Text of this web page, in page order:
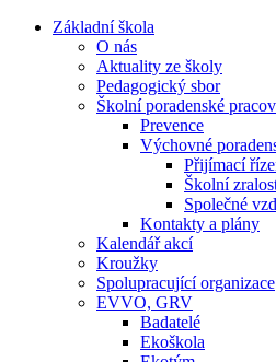
Základní škola
O nás
Aktuality ze školy
Pedagogický sbor
Školní poradenské
Prevence
Výchovné
Přijímací
Školní
Společné
Kontakty a plány
Kalendář akcí
Kroužky
Spolupracující organizace
EVVO, GRV
Badatelé
Ekoškola